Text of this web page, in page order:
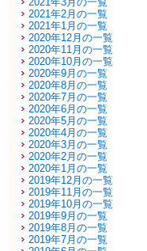
2021年2月の一覧
2021年1月の一覧
2020年12月の一覧
2020年11月の一覧
2020年10月の一覧
2020年9月の一覧
2020年8月の一覧
2020年7月の一覧
2020年6月の一覧
2020年5月の一覧
2020年4月の一覧
2020年3月の一覧
2020年2月の一覧
2020年1月の一覧
2019年12月の一覧
2019年11月の一覧
2019年10月の一覧
2019年9月の一覧
2019年8月の一覧
2019年7月の一覧